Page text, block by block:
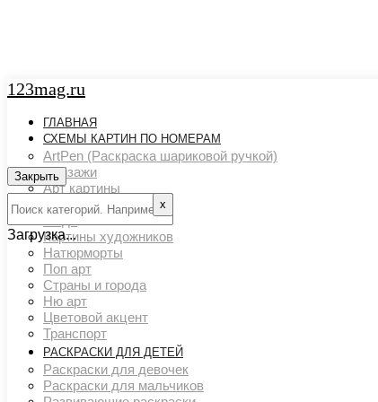
123mag.ru
ГЛАВНАЯ
СХЕМЫ КАРТИН ПО НОМЕРАМ
ArtPen (Раскраска шариковой ручкой)
Пейзажи
Арт картины
Животный мир
Картины художников
Натюрморты
Поп арт
Страны и города
Ню арт
Цветовой акцент
Транспорт
РАСКРАСКИ ДЛЯ ДЕТЕЙ
Раскраски для девочек
Раскраски для мальчиков
Закрыть
х
Загрузка...